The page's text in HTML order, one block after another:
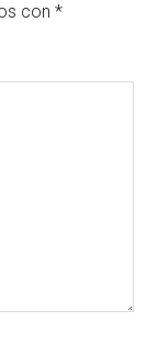
con*